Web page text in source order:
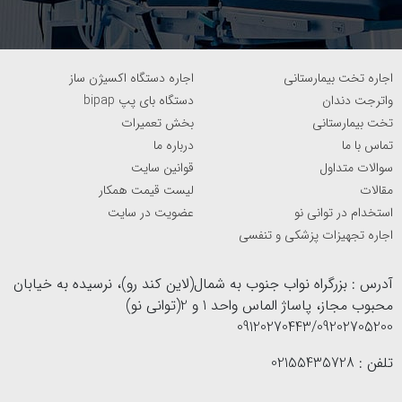
صدور پیش‌فاکتور رسمی برای سازمان‌ها و مراکز درمانی نیز
فراهم است.
هوک جراحی چیست؟
هوک جراحی
از جمله ابزارهای پرکاربرد در علوم پزشکی برای
گرفتن پوست بدن انسان است. تمام افراد شاغل در حیطه‌های
پزشکی به جهت رعایت نکات بهداشتی ملزم به استفاده از این
وسایل هستند. بدین ترتیب سلامت خود و بیماران در طول
پروسه جراحی به خطر نخواهد افتاد. اگر شما نیز قصد خرید
مطلب با ما همراه باشید.
اجاره تخت بیمارستانی
اجاره دستگاه اکسیژن ساز
واترجت دندان
دستگاه بای پپ bipap
تخت بیمارستانی
بخش تعمیرات
تماس با ما
درباره ما
سوالات متداول
قوانین سایت
مقالات
لیست قیمت همکار
استخدام در توانی نو
عضویت در سایت
اجاره تجهیزات پزشکی و تنفسی
آدرس : بزرگراه نواب جنوب به شمال(لاین کند رو)، نرسیده به خیابان
محبوب مجاز، پاساژ الماس واحد 1 و 2(توانی نو)
09120270443/09202705200
تلفن : 02155435728